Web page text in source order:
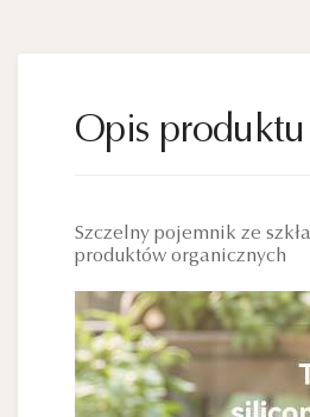
Opis produktu
Szczelny pojemnik ze
produktów organicznych